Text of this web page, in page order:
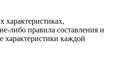
либо правила составления и
характеристики каждой